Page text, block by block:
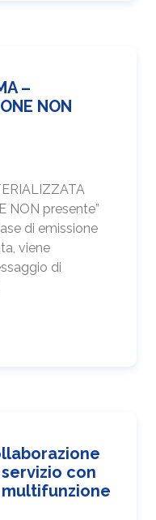
–
NON
NON presente”
di emissione
viene
di
con